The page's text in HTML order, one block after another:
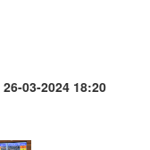
26-03-2024 18:20